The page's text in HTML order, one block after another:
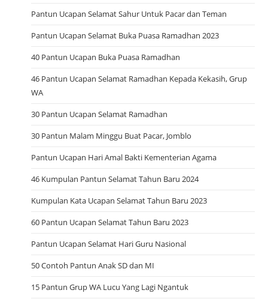
Pantun Ucapan Selamat Sahur Untuk Pacar dan Teman
Pantun Ucapan Selamat Buka Puasa Ramadhan 2023
40 Pantun Ucapan Buka Puasa Ramadhan
46 Pantun Ucapan Selamat Ramadhan Kepada Kekasih, Grup
WA
30 Pantun Ucapan Selamat Ramadhan
30 Pantun Malam Minggu Buat Pacar, Jomblo
Pantun Ucapan Hari Amal Bakti Kementerian Agama
46 Kumpulan Pantun Selamat Tahun Baru 2024
Kumpulan Kata Ucapan Selamat Tahun Baru 2023
60 Pantun Ucapan Selamat Tahun Baru 2023
Pantun Ucapan Selamat Hari Guru Nasional
50 Contoh Pantun Anak SD dan MI
15 Pantun Grup WA Lucu Yang Lagi Ngantuk